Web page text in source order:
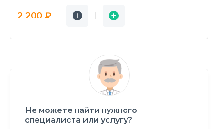
2 200 ₽ i
Подробнее
i
Заявка
Не можете найти нужного
специалиста или услугу?